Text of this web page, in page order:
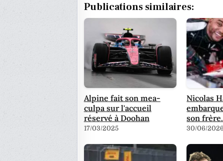
Publications similaires:
Alpine fait son mea-
culpa sur l'accueil
réservé à Doohan
17/03/2025
Nicolas
son
30/06/2026